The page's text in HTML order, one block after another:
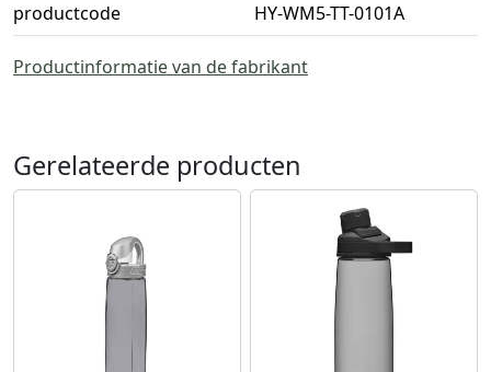
productcode
HY-WM5-TT-0101A
Productinformatie van de fabrikant
Gerelateerde producten